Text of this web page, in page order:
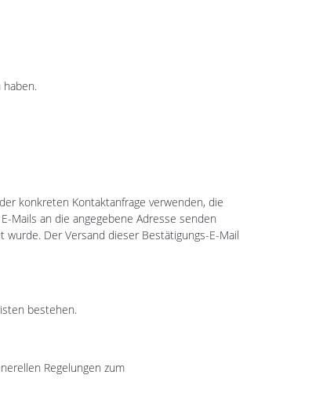
haben.
konkreten Kontaktanfrage verwenden, die
Mails an die angegebene Adresse senden
Der Versand dieser Bestätigungs-E-Mail
bestehen.
Regelungen zum